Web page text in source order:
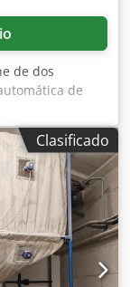
V/60 Hz): 2
de dos
de
Material
de dos
de las
de las baldosas:
separación:
producción
poliuretano
de
piezas de
Clasificado